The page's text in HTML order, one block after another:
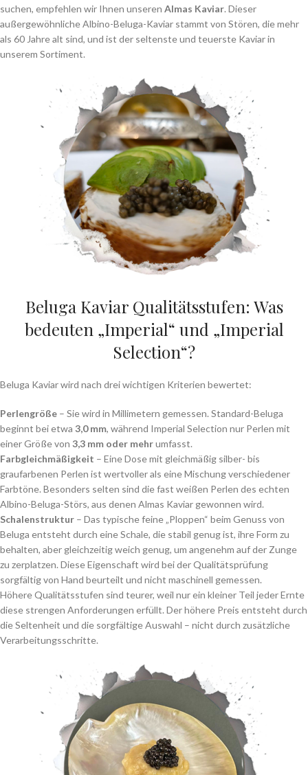
suchen, empfehlen wir Ihnen unseren Almas Kaviar. Dieser
außergewöhnliche Albino-Beluga-Kaviar stammt von Stören, die mehr
als 60 Jahre alt sind, und ist der seltenste und teuerste Kaviar in
unserem Sortiment.
Beluga Kaviar Qualitätsstufen: Was
bedeuten „Imperial“ und „Imperial
Selection“?
Beluga Kaviar wird nach drei wichtigen Kriterien bewertet:
Perlengröße – Sie wird in Millimetern gemessen. Standard-Beluga
beginnt bei etwa 3,0 mm, während Imperial Selection nur Perlen mit
einer Größe von 3,3 mm oder mehrumfasst.
Farbgleichmäßigkeit – Eine Dose mit gleichmäßig silber- bis
graufarbenen Perlen ist wertvoller als eine Mischung verschiedener
Farbtöne. Besonders selten sind die fast weißen Perlen des echten
Albino-Beluga-Störs, aus denen Almas Kaviar gewonnen wird.
Schalenstruktur – Das typische feine „Ploppen“ beim Genuss von
Beluga entsteht durch eine Schale, die stabil genug ist, ihre Form zu
behalten, aber gleichzeitig weich genug, um angenehm auf der Zunge
zu zerplatzen. Diese Eigenschaft wird bei der Qualitätsprüfung
sorgfältig von Hand beurteilt und nicht maschinell gemessen.
Höhere Qualitätsstufen sind teurer, weil nur ein kleiner Teil jeder Ernte
diese strengen Anforderungen erfüllt. Der höhere Preis entsteht durch
die Seltenheit und die sorgfältige Auswahl – nicht durch zusätzliche
Verarbeitungsschritte.